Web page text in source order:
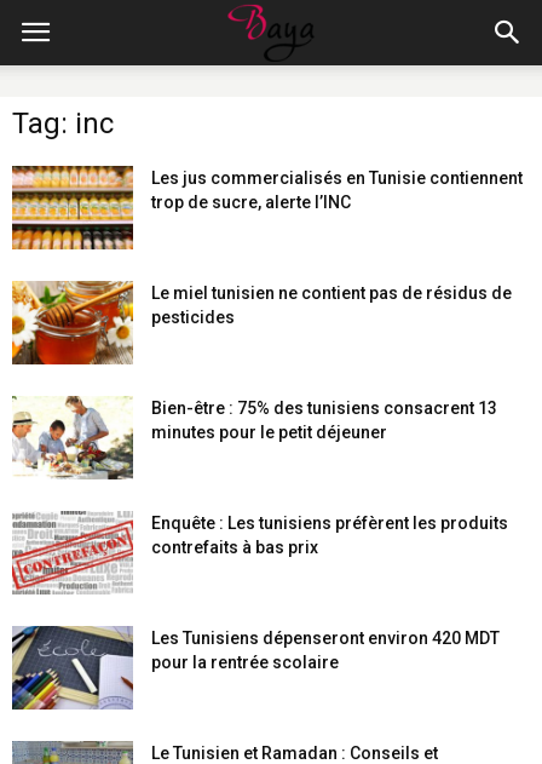
Tag: inc
Les jus commercialisés en Tunisie contiennent
trop de sucre, alerte l’INC
Le miel tunisien ne contient pas de résidus de
pesticides
Bien-être : 75% des tunisiens consacrent 13
minutes pour le petit déjeuner
Enquête : Les tunisiens préfèrent les produits
contrefaits à bas prix
Les Tunisiens dépenseront environ 420 MDT
pour la rentrée scolaire
Le Tunisien et Ramadan : Conseils et